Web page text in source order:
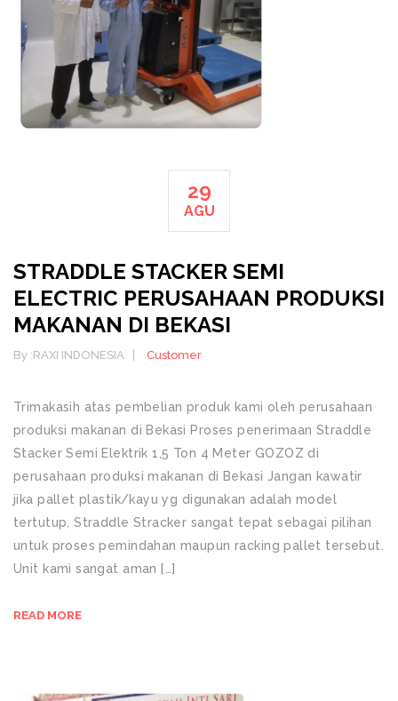
29
AGU
STRADDLE STACKER SEMI
ELECTRIC PERUSAHAAN PRODUKSI
MAKANAN DI BEKASI
By :RAXI INDONESIA Customer
Trimakasih atas pembelian produk kami oleh perusahaan
produksi makanan di Bekasi Proses penerimaan Straddle
Stacker Semi Elektrik 1,5 Ton 4 Meter GOZOZ di
perusahaan produksi makanan di Bekasi Jangan kawatir
jika pallet plastik/kayu yg digunakan adalah model
tertutup, Straddle Stracker sangat tepat sebagai pilihan
untuk proses pemindahan maupun racking pallet tersebut.
Unit kami sangat aman […]
READ MORE